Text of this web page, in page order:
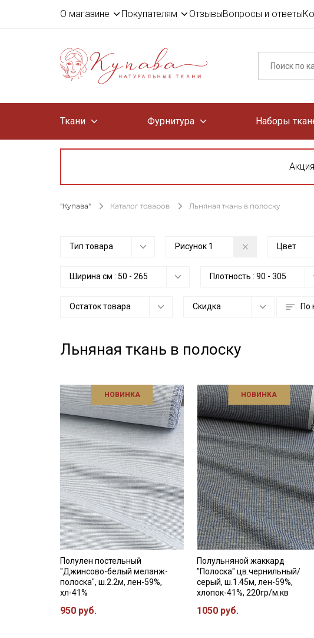
О магазине Покупателям ОтзывыВопросы и ответы
Ткани Фурнитура Наборы
"Купава" Каталог товаров Льняная ткань в полоску
Тип товара Рисунок 1 Цвет
Ширина см : 50 - 265 Плотность : 90 - 305
Остаток товара Скидка По
Льняная ткань в полоску
НОВИНКА
Полулен постельный
"Джинсово-белый меланж-
полоска", ш.2.2м, лен-59%,
хл-41%
950 руб.
НОВИНКА
Полульняной жаккард
"Полоска" цв.чернильный/
серый, ш.1.45м, лен-59%,
хлопок-41%, 220гр/м.кв
1050 руб.